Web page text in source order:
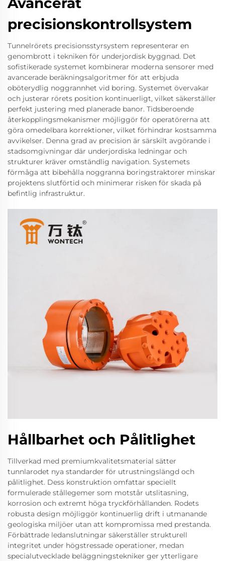
precisionskontrollsystem
Tunnelrörets precisionsstyrsystem representerar en
genombrott i tekniken för underjordisk byggnad. Det
sofistikerade systemet kombinerar moderna sensorer med
avancerade beräkningsalgoritmer för att erbjuda
oböterydlig noggrannhet vid boring. Systemet övervakar
och justerar rörets position kontinuerligt, vilket säkerställer
perfekt justering med planerade banor. Tidsberoende
återkopplingsmekanismer möjliggör för operatörerna att
göra omedelbara korrektioner, vilket förhindrar kostsamma
avvikelser. Denna grad av precision är särskilt avgörande i
stadsomgivningar där underjordiska ledningar och
strukturer kräver omständlig navigation. Systemets
förmåga att bibehålla noggranna boringstraktorer minskar
projektens slutförtid och minimerar risken för skada på
befintlig infrastruktur.
Hållbarhet och Pålitlighet
Tillverkad med premiumkvalitetsmaterial sätter
tunnlarodet nya standarder för utrustningslängd och
pålitlighet. Dess konstruktion omfattar speciellt
formulerade stållegemer som motstår utslitasning,
korrosion och extremt höga tryckförhållanden. Rodets
robusta design möjliggör kontinuerlig drift i utmanande
geologiska miljöer utan att kompromissa med prestanda.
Förbättrade ledanslutningar säkerställer strukturell
integritet under högstressade operationer, medan
specialutvecklade beläggningstekniker ger ytterligare